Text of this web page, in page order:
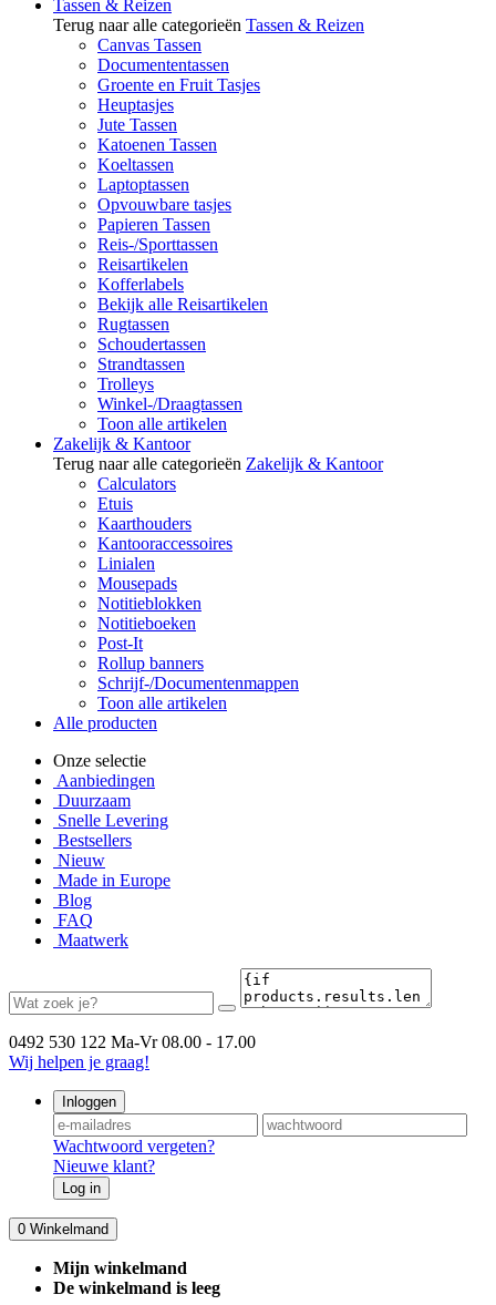
Tassen & Reizen
Terug naar alle categorieën Tassen & Reizen
Canvas Tassen
Documententassen
Groente en Fruit Tasjes
Heuptasjes
Jute Tassen
Katoenen Tassen
Koeltassen
Laptoptassen
Opvouwbare tasjes
Papieren Tassen
Reis-/Sporttassen
Reisartikelen
Kofferlabels
Bekijk alle Reisartikelen
Rugtassen
Schoudertassen
Strandtassen
Trolleys
Winkel-/Draagtassen
Toon alle artikelen
Zakelijk & Kantoor
Terug naar alle categorieën Zakelijk & Kantoor
Calculators
Etuis
Kaarthouders
Kantooraccessoires
Linialen
Mousepads
Notitieblokken
Notitieboeken
Post-It
Rollup banners
Schrijf-/Documentenmappen
Toon alle artikelen
Alle producten
Onze selectie
Aanbiedingen
Duurzaam
Snelle Levering
Bestsellers
Nieuw
Made in Europe
Blog
FAQ
Maatwerk
0492 530 122 Ma-Vr 08.00 - 17.00
Wij helpen je graag!
Inloggen
Wachtwoord vergeten?
Nieuwe klant?
Log in
0 Winkelmand
Mijn winkelmand
De winkelmand is leeg